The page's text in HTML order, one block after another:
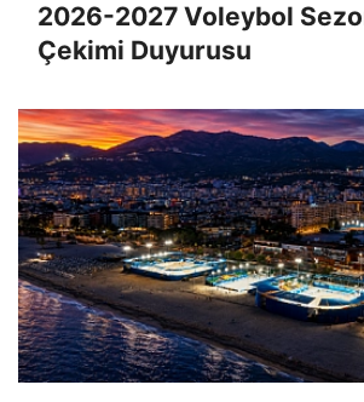
2026-2027 Voleybol
Çekimi Duyurusu